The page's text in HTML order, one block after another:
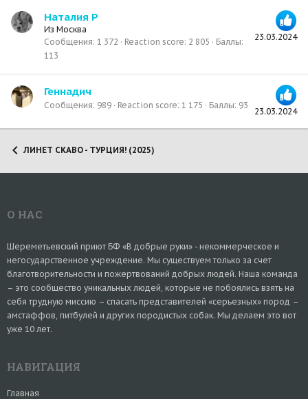
23.03.2024
Наталия Р
Из Москва
Сообщения 1 372 Reaction score 2 805
Баллы
113
23.03.2024
Геннадич
Сообщения 989 Reaction score 1 175 Баллы 93
ЛИНЕТ СКАВО - ТУРЦИЯ! (2025)
О НАС
Шереметьевский приют БФ «В добрые руки» - некоммерческое и
негосударственное учреждение. Мы существуем только за счет
благотворительности и пожертвований добрых людей. Наша команда
– это сообщество уникальных людей, которые не побоялись взять на
себя трудную миссию – спасать представителей «серьезных» пород –
амстаффов, питбулей и других породистых собак. Мы делаем это вот
уже 10 лет.
НАВИГАЦИЯ
Главная